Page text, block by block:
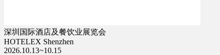
深圳国际酒店及餐饮业展览会
HOTELEX Shenzhen
2026.10.13~10.15